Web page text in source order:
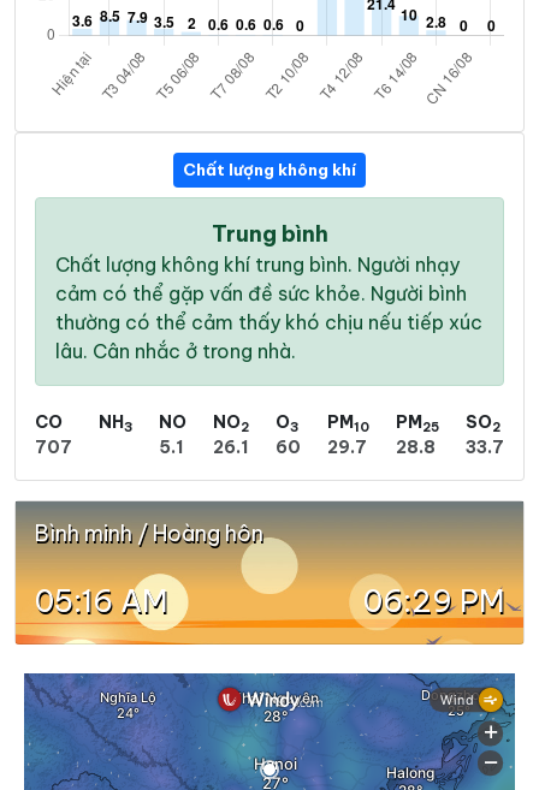
Chất lượng không khí
Trung bình
Chất lượng không khí trung bình. Người nhạy
cảm có thể gặp vấn đề sức khỏe. Người bình
thường có thể cảm thấy khó chịu nếu tiếp xúc
lâu. Cân nhắc ở trong nhà.
CO
707
NH3
NO
5.1
NO2
26.1
O3
60
PM10
29.7
PM25
28.8
SO2
33.7
Bình minh / Hoàng hôn
05:16 AM 06:29 PM